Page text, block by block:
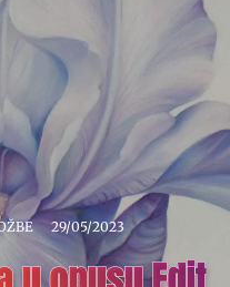
29/05/2023